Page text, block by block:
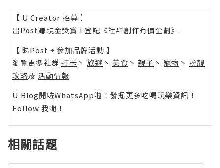
【 U Creator 招募 】
出Post賺現金獎賞 l 登記《社群創作有價企劃》
【 睇Post + 參加品牌活動 】
瀏覽更多社群 打卡 丶 旅遊 丶 美食 丶 親子 丶 寵物 丶 扮靚
攻略及 活動情報
U Blog開咗WhatsApp啦！發掘更多吃喝玩樂資訊！
Follow 我哋 ！
相關話題